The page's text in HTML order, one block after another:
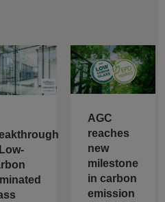
AGC
reaches
new
milestone
in carbon
emission